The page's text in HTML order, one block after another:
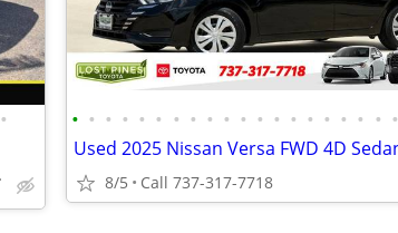
• • • • • • • • • • • • • • • • • • • • •
8/5 Call 737-317-7718